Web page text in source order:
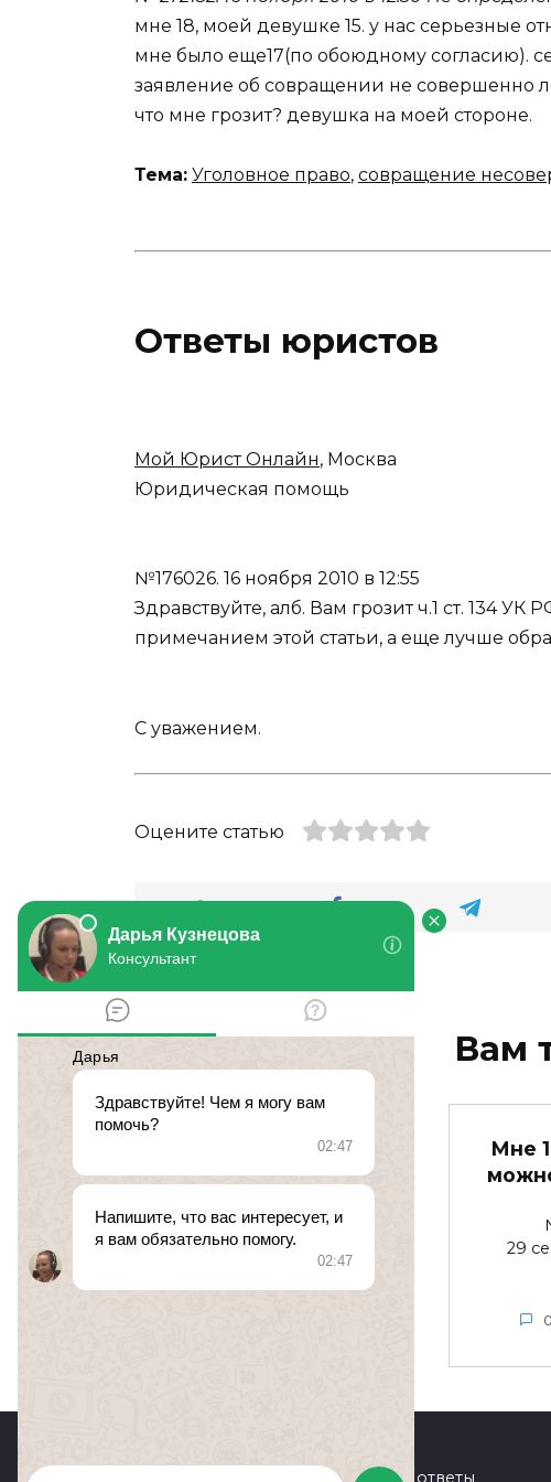
мне 18, моей девушке 15. у нас серьезные
мне было еще17(по обоюдному согласию).
заявление об совращении не совершенно
что мне грозит? девушка на моей стороне.
Тема: Уголовное право, совращение
Ответы юристов
Мой Юрист Онлайн, Москва
Юридическая помощь
№176026. 16 ноября 2010 в 12:55
Здравствуйте, алб. Вам грозит ч.1 ст. 134 УК
примечанием этой статьи, а еще лучше
С уважением.
Оцените статью
Вам
что мне будет если
помогите!!!!!
№ 281649.
Мне
29
0
© 2026 Юридические вопросы и ответы